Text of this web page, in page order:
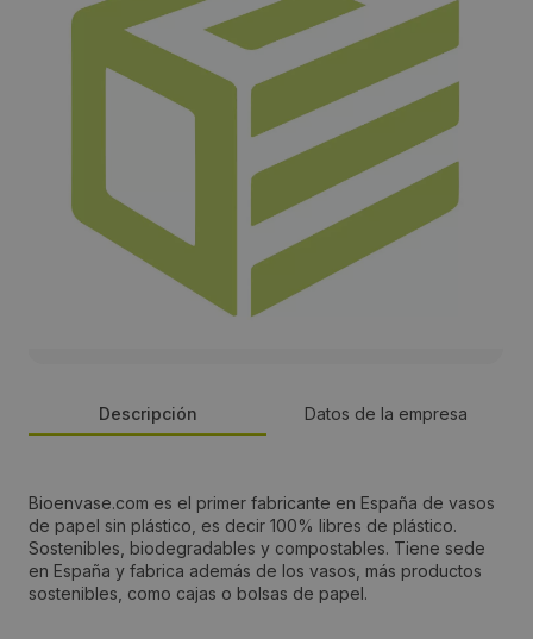
Descripción Datos de la empresa
Bioenvase.com es el primer fabricante en España de vasos
de papel sin plástico, es decir 100% libres de plástico.
Sostenibles, biodegradables y compostables. Tiene sede
en España y fabrica además de los vasos, más productos
sostenibles, como cajas o bolsas de papel.
Persona de contacto:
ALMUDENA
Dirección: